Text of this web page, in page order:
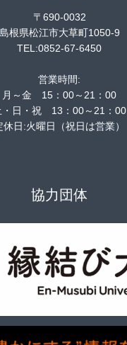
〒690-0032
島根県松江市大草町1050-9
TEL:0852-67-6450
営業時間:
月～金 15：00～21：00
・日・祝 13：00～21：00
休日:火曜日（祝日は営業）
協力団体